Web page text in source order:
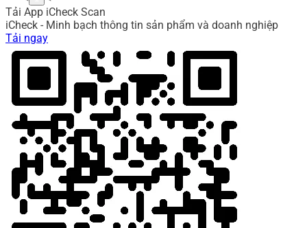
Tải App iCheck Scan
iCheck - Minh bạch thông tin sản phẩm và doanh nghiệp
Tải ngay